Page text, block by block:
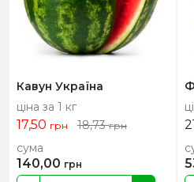
Кавун Україна
ціна за 1 кг
17,50 грн 18,73грн
сума
140,00 грн